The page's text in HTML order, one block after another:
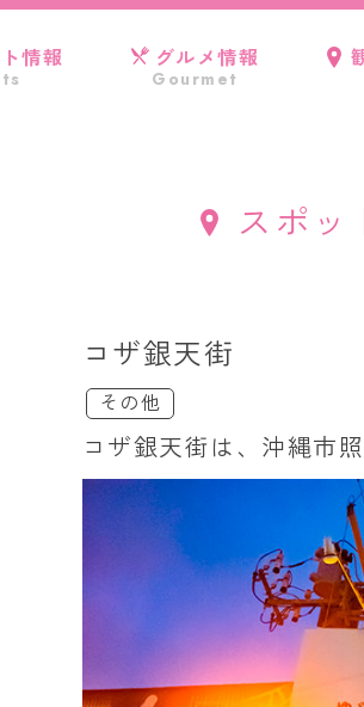
情報 グルメ情報
Gourmet
スポッ
コザ銀天街
その他
コザ銀天街は、沖縄市
お祭り・伝統行事